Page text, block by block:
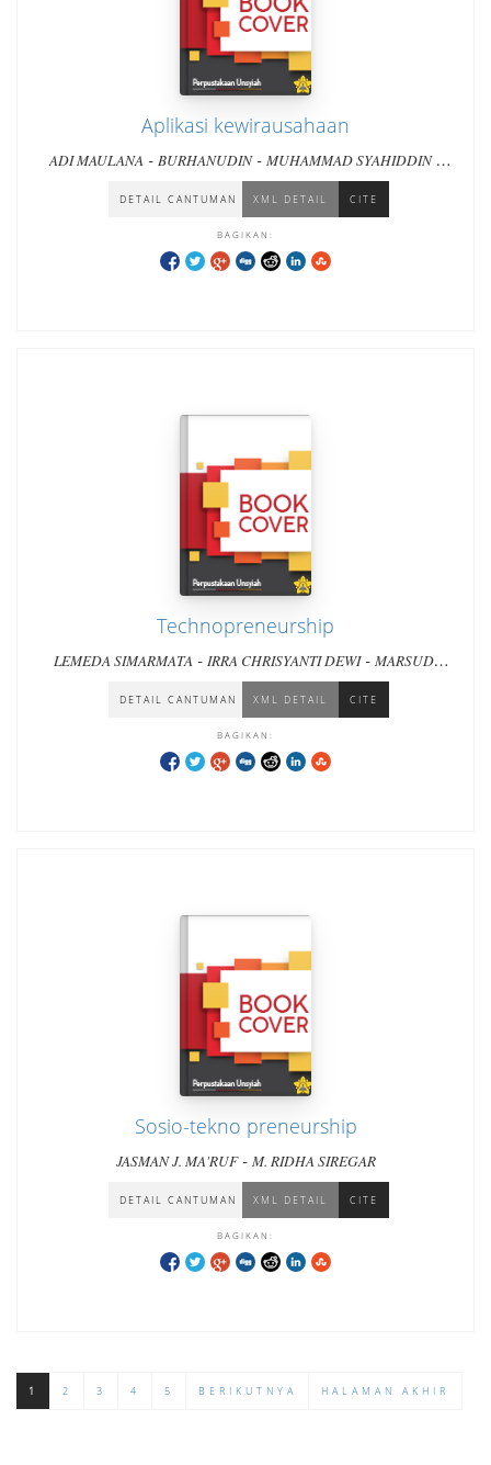
Aplikasi kewirausahaan
ADI MAULANA - BURHANUDIN- MUHAMMAD SYAHIDDIN-
DEWI PURWANINGSIH-SITI MARTI'AH
DAN SEPULUH ORANG PENULIS LAINNYA
DETAIL CANTUMAN XML DETAIL CITE
BAGIKAN:
Technopreneurship
LEMEDA SIMARMATA - IRRA CHRISYANTI DEWI- MARSUDI
ARYO SENO WICAKSONO
DETAIL CANTUMAN XML DETAIL CITE
BAGIKAN:
Sosio-tekno preneurship
JASMAN J. MA'RUF- M. RIDHA SIREGAR
DETAIL CANTUMAN XML DETAIL CITE
BAGIKAN:
1 2 3 4 5 BERIKUTNYA HALAMAN AKHIR